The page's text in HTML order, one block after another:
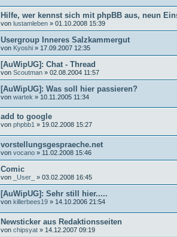
Hilfe, wer kennst sich mit phpBB aus, neun
von lustamleben » 01.10.2008 15:39
Usergroup Inneres Salzkammergut
von Kyoshi » 17.09.2007 12:35
[AuWipUG]: Chat - Thread
von Scoutman » 02.08.2004 11:57
[AuWipUG]: Was soll hier passieren?
von wartek » 10.11.2005 11:34
add to google
von phpbb1 » 19.02.2008 15:27
vorstellungsgespraeche.net
von vocano » 11.02.2008 15:46
Comic
von _User_ » 03.02.2008 16:45
[AuWipUG]: Sehr still hier.....
von killerbees19 » 14.10.2006 21:54
Newsticker aus Redaktionsseiten
von chipsyat » 14.12.2007 09:19